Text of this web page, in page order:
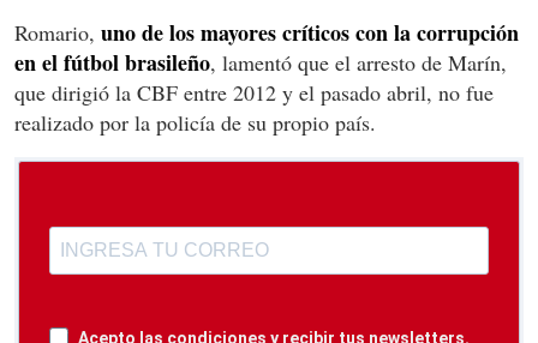
Romario, uno de los mayores críticos con la corrupción
en el fútbol brasileño, lamentó que el arresto de Marín,
que dirigió la CBF entre 2012 y el pasado abril, no fue
realizado por la policía de su propio país.
Acepto las condiciones y recibir tus newsletters.